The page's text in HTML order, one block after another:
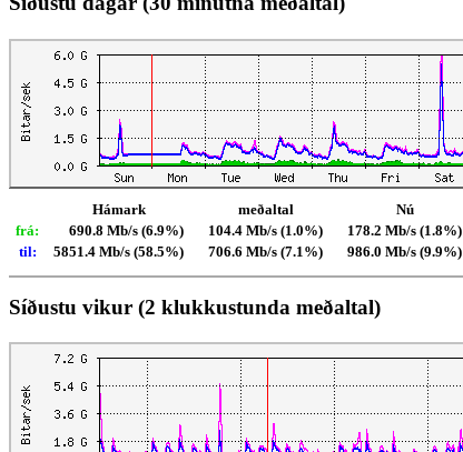
Hámark meðaltal
Nú
frá:
690.8 Mb/s (6.9%) 104.4 Mb/s (1.0%)
178.2 Mb/s (1.8%)
til:
5851.4 Mb/s (58.5%) 706.6 Mb/s (7.1%) 986.0 Mb/s (9.9%)
Síðustu vikur (2 klukkustunda meðaltal)